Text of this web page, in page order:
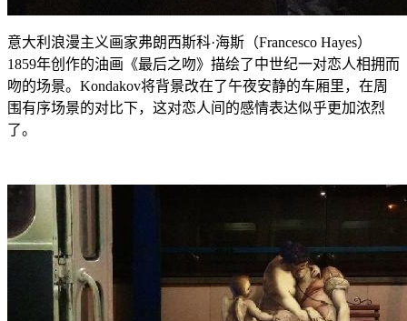
意大利浪漫主义画家弗朗西斯科·海斯（Francesco Hayes）
1859年创作的油画《最后之吻》描绘了中世纪一对恋人相拥而
吻的场景。Kondakov将背景改在了午夜安静的车厢里，在周
围有序场景的对比下，这对恋人间的感情表达似乎更加浓烈
了。